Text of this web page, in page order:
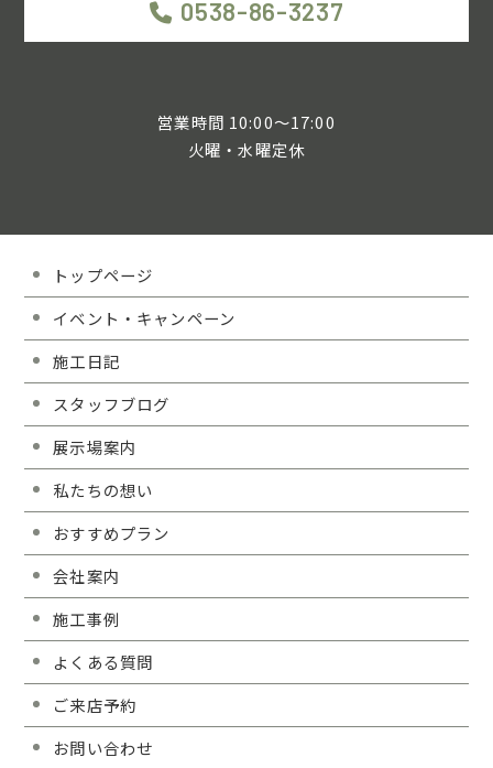
0538-86-3237
営業時間 10:00～17:00
火曜・水曜定休
トップページ
イベント・キャンペーン
施工日記
スタッフブログ
展示場案内
私たちの想い
おすすめプラン
会社案内
施工事例
よくある質問
ご来店予約
お問い合わせ